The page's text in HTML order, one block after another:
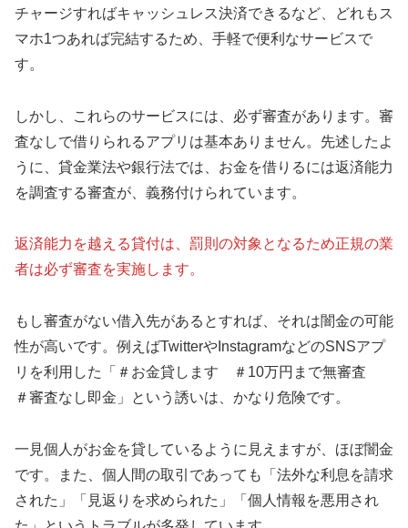
チャージすればキャッシュレス決済できるなど、どれもス
マホ1つあれば完結するため、手軽で便利なサービスで
す。
しかし、これらのサービスには、必ず審査があります。審
査なしで借りられるアプリは基本ありません。先述したよ
うに、貸金業法や銀行法では、お金を借りるには返済能力
を調査する審査が、義務付けられています。
返済能力を越える貸付は、罰則の対象となるため正規の業
者は必ず審査を実施します。
もし審査がない借入先があるとすれば、それは闇金の可能
性が高いです。例えばTwitterやInstagramなどのSNSアプ
リを利用した「＃お金貸します ＃10万円まで無審査
＃審査なし即金」という誘いは、かなり危険です。
一見個人がお金を貸しているように見えますが、ほぼ闇金
です。また、個人間の取引であっても「法外な利息を請求
された」「見返りを求められた」「個人情報を悪用され